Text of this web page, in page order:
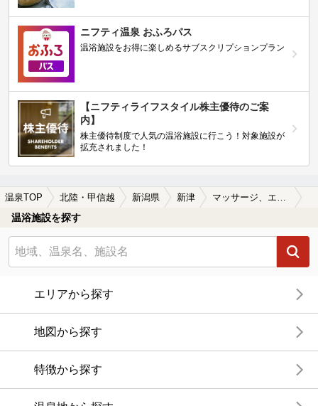
ニフティ温泉 おふろパス
温浴施設をお得に楽しめるサブスクリプションプラン
【ニフティライフスタイル株主優待のご案
内】
株主優待制度で人気の温浴施設に行こう！対象施設が
拡充されました！
温泉TOP 北陸・甲信越 新潟県 新津 マッサージ、エステがある新津の温泉、日帰り温泉、スーパー銭湯おすすめ
温浴施設を探す
エリアから探す
地図から探す
特徴から探す